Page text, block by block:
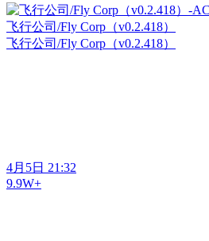
飞行公司/Fly Corp（v0.2.418）
飞行公司/Fly Corp（v0.2.418）
4月5日 21:32
9.9W+